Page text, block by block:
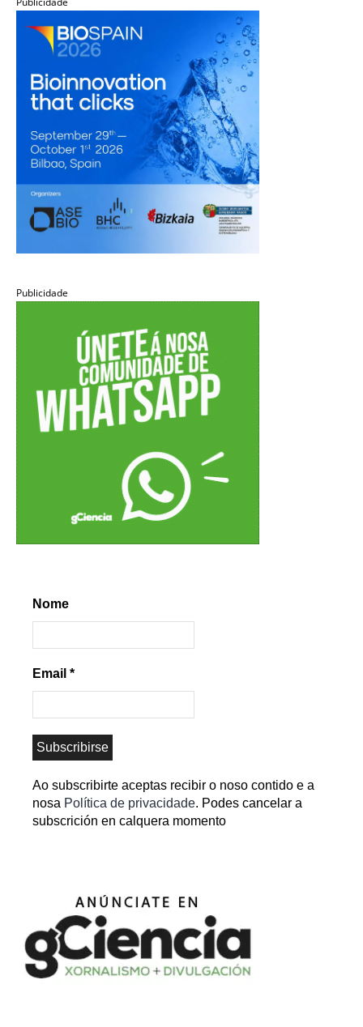
Publicidade
Nome
Email *
Ao subscribirte aceptas recibir o noso contido e a
nosa Política de privacidade. Podes cancelar a
subscrición en calquera momento